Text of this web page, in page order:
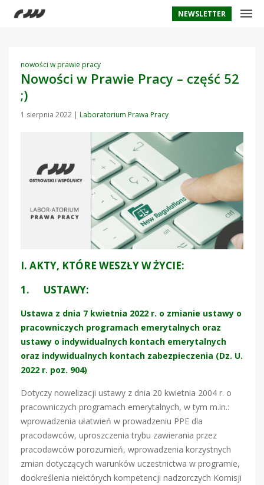
NEWSLETTER
nowości w prawie pracy
Nowości w Prawie Pracy – część 52
;)
1 sierpnia 2022 | Laboratorium Prawa Pracy
I. AKTY, KTÓRE WESZŁY W ŻYCIE:
1. USTAWY:
Ustawa z dnia 7 kwietnia 2022 r. o zmianie ustawy o
pracowniczych programach emerytalnych oraz
ustawy o indywidualnych kontach emerytalnych
oraz indywidualnych kontach zabezpieczenia (Dz. U.
2022 r. poz. 904)
Dotyczy nowelizacji ustawy z dnia 20 kwietnia 2004 r. o
pracowniczych programach emerytalnych, w tym m.in.:
wprowadzenia ułatwień w prowadzeniu PPE dla
pracodawców, uproszczenia trybu zawierania przez
pracodawców porozumień, wprowadzenia korzystnych
zmian dotyczących warunków uczestnictwa w programie,
dookreślenia niektórych kompetencji nadzorczych Komisji